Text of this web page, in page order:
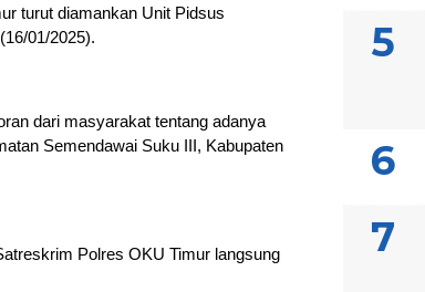
turut diamankan Unit Pidsus
01/2025).
dari masyarakat tentang adanya
Semendawai Suku III, Kabupaten
Polres OKU Timur langsung